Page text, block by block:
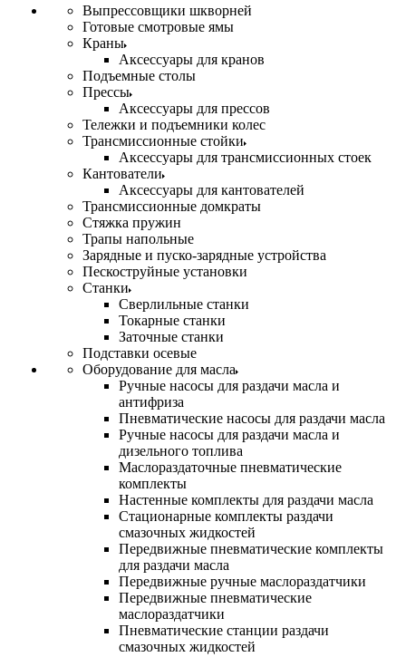
Выпрессовщики шкворней
Готовые смотровые ямы
Краны
Аксессуары для кранов
Подъемные столы
Прессы
Аксессуары для прессов
Тележки и подъемники колес
Трансмиссионные стойки
Аксессуары для трансмиссионных стоек
Кантователи
Аксессуары для кантователей
Трансмиссионные домкраты
Стяжка пружин
Трапы напольные
Зарядные и пуско-зарядные устройства
Пескоструйные установки
Станки
Сверлильные станки
Токарные станки
Заточные станки
Подставки осевые
Оборудование для масла
Ручные насосы для раздачи масла и
антифриза
Пневматические насосы для раздачи масла
Ручные насосы для раздачи масла и
дизельного топлива
Маслораздаточные пневматические
комплекты
Настенные комплекты для раздачи масла
Стационарные комплекты раздачи
смазочных жидкостей
Передвижные пневматические комплекты
для раздачи масла
Передвижные ручные маслораздатчики
Передвижные пневматические
маслораздатчики
Пневматические станции раздачи
смазочных жидкостей